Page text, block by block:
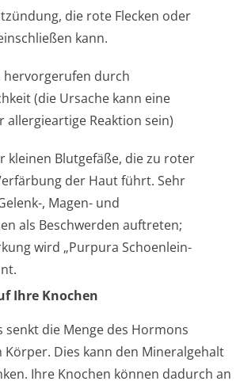
die rote Flecken oder
kann.
hervorgerufen durch
(die Ursache kann eine
allergieartige Reaktion sein)
kleinen Blutgefäße, die zu roter
der Haut führt. Sehr
, Magen- und
als Beschwerden auftreten;
wird „Purpura Schoenlein-
Ihre Knochen
senkt die Menge des Hormons
Dies kann den Mineralgehalt
Ihre Knochen können dadurch an